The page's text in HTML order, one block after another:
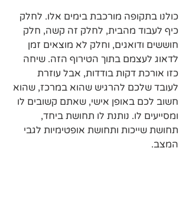
כולנו בתקופה מורכבת בימים אלו. לחלק
כיף לעבוד מהבית, לחלק זה קשה, חלק
חוששים ודואגים, וחלק לא מוצאים זמן
לדאוג לעצמם בתוך הטירוף הזה. שיחה
כזו אורכת דקות בודדות, אבל עוזרת
לעובד שלכם להרגיש שהוא במרכז, שהוא
חשוב לכם באופן אישי, שאתם קשובים לו
ומסייעים לו. נותנת לו תחושת ביחד,
תחושת שייכות ותחושת אופטימיות לגבי
המצב.